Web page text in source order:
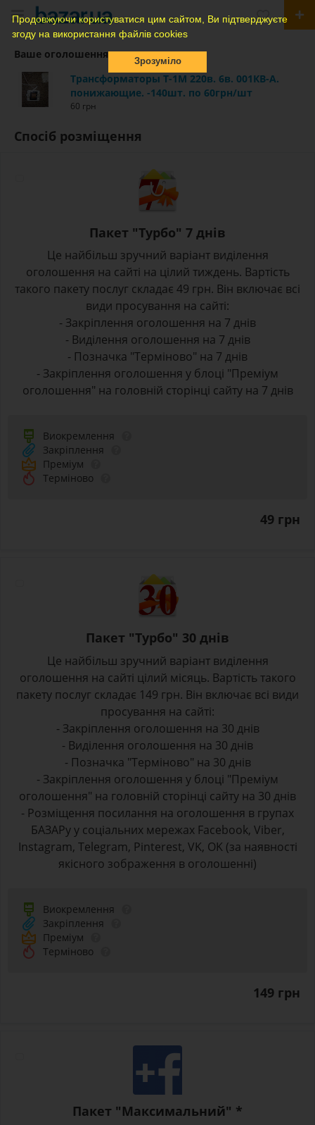
Продовжуючи користуватися цим сайтом, Ви підтверджуєте
згоду на використання файлів cookies
Зрозуміло
Спосіб розміщення
Пакет "Турбо" 7 днів
Це найбільш зручний варіант виділення
оголошення на сайті на цілий тиждень. Вартість
такого пакету послуг складає 49 грн. Він включає всі
види просування на сайті:
- Закріплення оголошення на 7 днів
- Виділення оголошення на 7 днів
- Позначка "Терміново" на 7 днів
- Закріплення оголошення у блоці "Преміум
оголошення" на головній сторінці сайту на 7 днів
Виокремлення
Закріплення
Преміум
Терміново
49 грн
Пакет "Турбо" 30 днів
Це найбільш зручний варіант виділення
оголошення на сайті цілий місяць. Вартість такого
пакету послуг складає 149 грн. Він включає всі види
просування на сайті:
- Закріплення оголошення на 30 днів
- Виділення оголошення на 30 днів
- Позначка "Терміново" на 30 днів
- Закріплення оголошення у блоці "Преміум
оголошення" на головній сторінці сайту на 30 днів
- Розміщення посилання на оголошення в групах
БАЗАРу у соціальних мережах Facebook, Viber,
Instagram, Telegram, Pinterest, VK, OK (за наявності
якісного зображення в оголошенні)
Виокремлення
Закріплення
Преміум
Терміново
149 грн
Пакет "Максимальний" *
Ваше оголошення
Трансформаторы Т-1М 220в. 6в. 001КВ-А.
понижающие. -140шт. по 60грн/шт
60 грн